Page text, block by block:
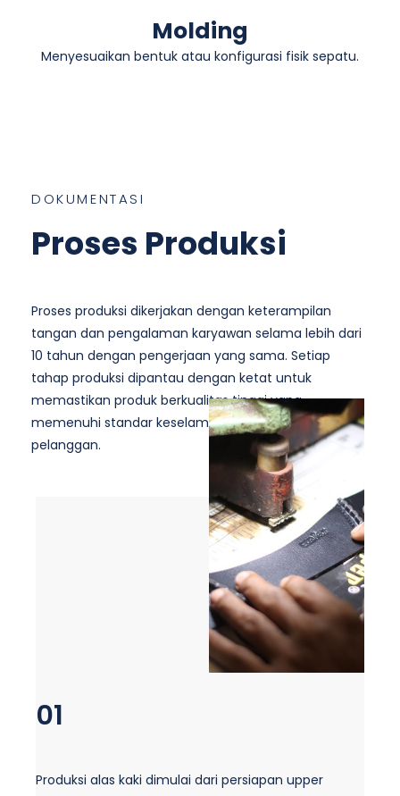
Molding
Menyesuaikan bentuk atau konfigurasi fisik sepatu.
DOKUMENTASI
Proses Produksi
Proses produksi dikerjakan dengan keterampilan
tangan dan pengalaman karyawan selama lebih dari
10 tahun dengan pengerjaan yang sama. Setiap
tahap produksi dipantau dengan ketat untuk
memastikan produk berkualitas tinggi yang
memenuhi standar keselamatan dan kepuasan
pelanggan.
01
Produksi alas kaki dimulai dari persiapan upper